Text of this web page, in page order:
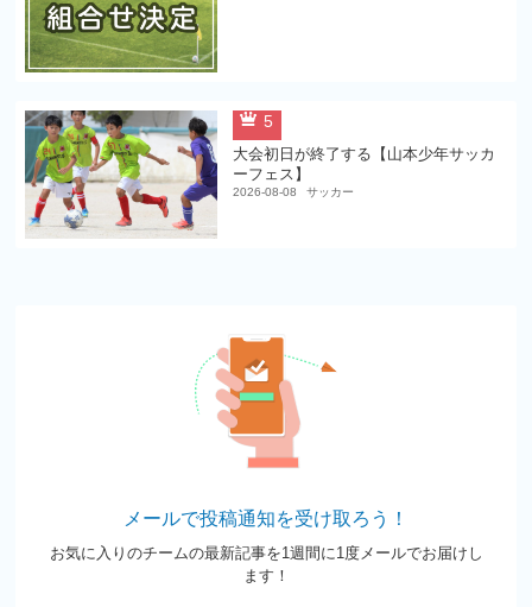
5
大会初日が終了する【山本少年サッカ
ーフェス】
2026-08-08 サッカー
メールで投稿通知を受け取ろう！
お気に入りのチームの最新記事を1週間に1度メールでお届けし
ます！